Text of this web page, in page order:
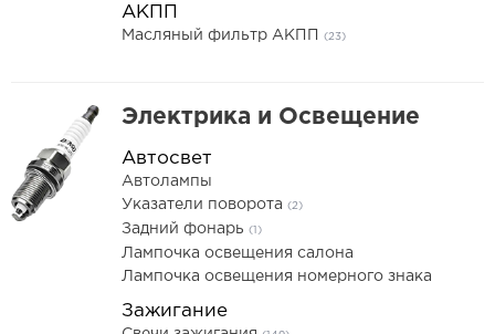
АКПП
Масляный фильтр АКПП (23)
Электрика и Освещение
Автосвет
Автолампы
Указатели поворота (2)
Задний фонарь (1)
Лампочка освещения салона
Лампочка освещения номерного знака
Зажигание